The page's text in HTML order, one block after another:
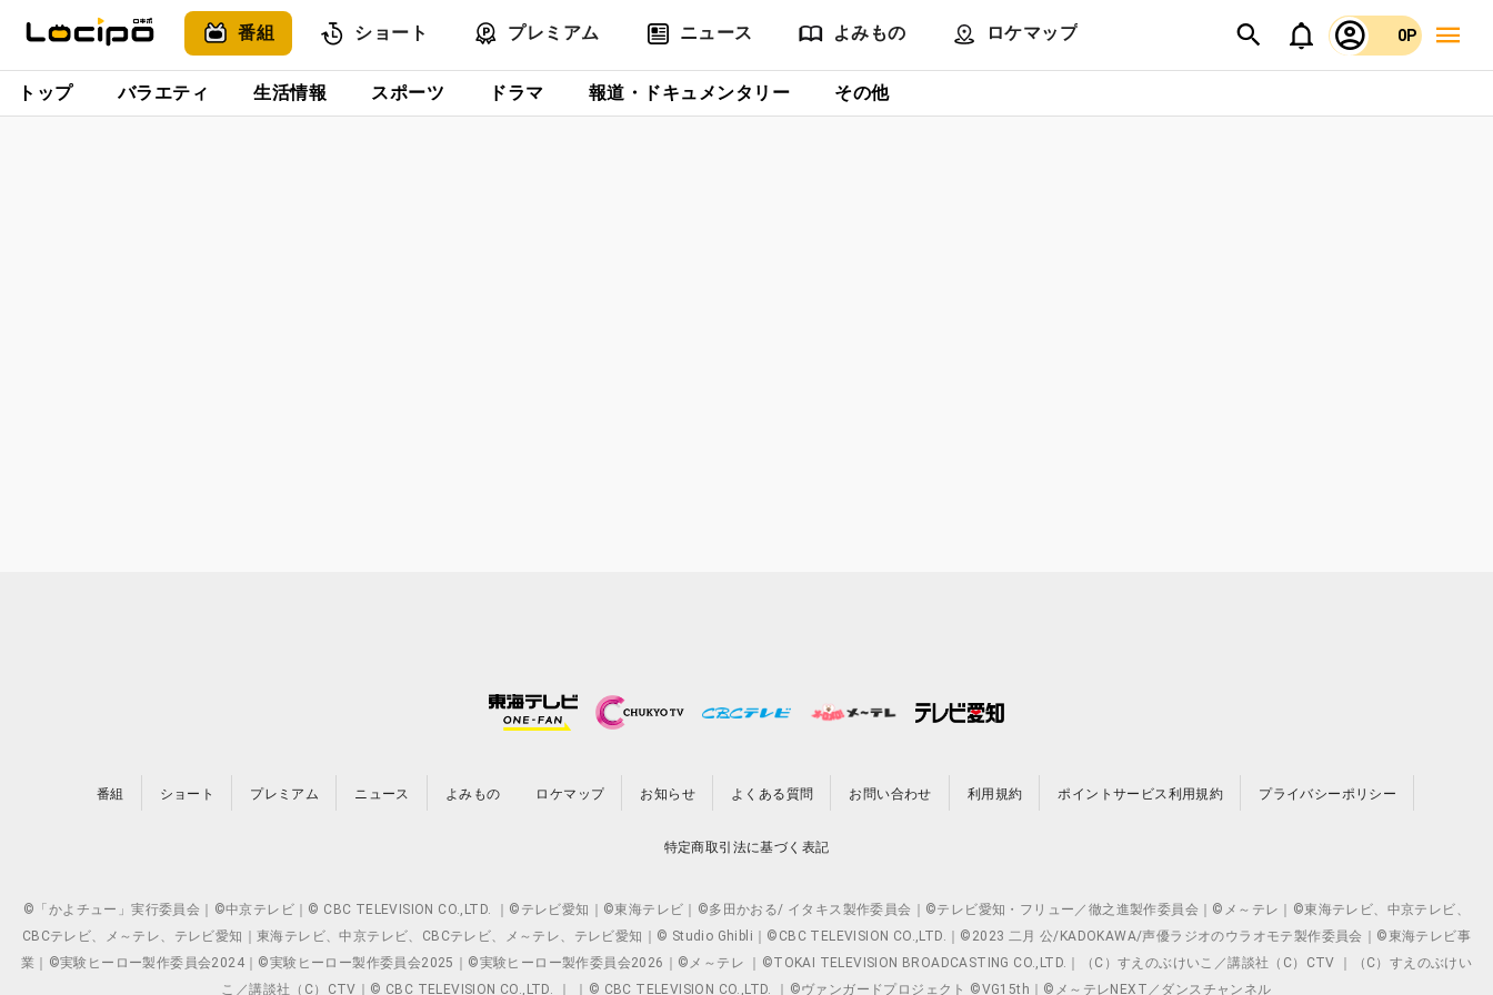
番組 ショート プレミアム ニュース よみもの ロケマップ 0P
トップ バラエティ 生活情報 スポーツ ドラマ 報道・ドキュメンタリー その他
番組 ショート プレミアム ニュース よみもの ロケマップ お知らせ よくある質問 お問い合わせ 利用規約 ポイントサービス利用規約 プライバシーポリシー
特定商取引法に基づく表記
©「かよチュー」実行委員会｜©中京テレビ｜© CBC TELEVISION CO.,LTD. ｜©テレビ愛知｜©東海テレビ｜©多田かおる/ イタキス製作委員会｜©テレビ愛知・フリュー／徹之進製作委員会｜©メ～テレ｜©東海テレビ、中京テレビ、
CBCテレビ、メ～テレ、テレビ愛知｜東海テレビ、中京テレビ、CBCテレビ、メ～テレ、テレビ愛知｜© Studio Ghibli｜©CBC TELEVISION CO.,LTD.｜©2023 二月 公/KADOKAWA/声優ラジオのウラオモテ製作委員会｜©東海テレビ事
業｜©実験ヒーロー製作委員会2024｜©実験ヒーロー製作委員会2025｜©実験ヒーロー製作委員会2026｜©メ～テレ ｜©TOKAI TELEVISION BROADCASTING CO.,LTD.｜（C）すえのぶけいこ／講談社（C）CTV ｜（C）すえのぶけい
こ／講談社（C）CTV｜© CBC TELEVISION CO.,LTD. ｜ ｜© CBC TELEVISION CO.,LTD. ｜©ヴァンガードプロジェクト ©VG15th｜©メ～テレNEXT／ダンスチャンネル